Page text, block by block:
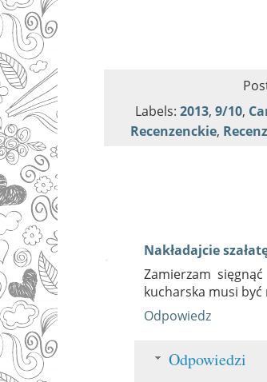
Labels: 2013, 9/10,
Recenzenckie,
Nakładajcie
Zamierzam
kucharska musi być
Odpowiedz
Odpowiedzi